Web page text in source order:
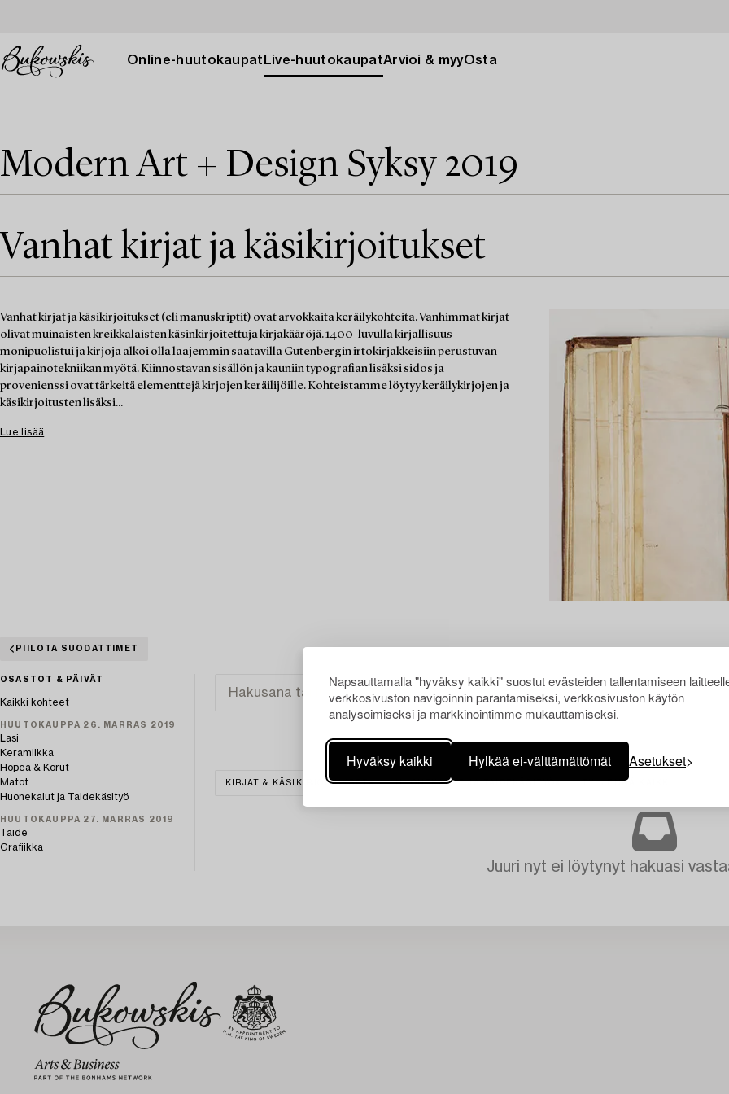
Napsauttamalla "hyväksy kaikki" suostut evästeiden tallentamiseen
verkkosivuston navigoinnin parantamiseksi, verkkosivuston käytön
analysoimiseksi ja markkinointimme mukauttamiseksi.
Hyväksy kaikki Hylkää ei-välttämättömät Asetukset
Online-huutokaupat Live-huutokaupatArvioi & myyOsta
Modern Art + Design Syksy 2019
Vanhat kirjat ja käsikirjoitukset
Vanhat kirjat ja käsikirjoitukset (eli manuskriptit) ovat arvokkaita keräilykohteita. Vanhimmat kirjat
olivat muinaisten kreikkalaisten käsinkirjoitettuja kirjakääröjä. 1400-luvulla kirjallisuus
monipuolistui ja kirjoja alkoi olla laajemmin saatavilla Gutenbergin irtokirjakkeisiin perustuvan
kirjapainotekniikan myötä. Kiinnostavan sisällön ja kauniin typografian lisäksi sidos ja
provenienssi ovat tärkeitä elementtejä kirjojen keräilijöille. Kohteistamme löytyy keräilykirjojen ja
käsikirjoitusten lisäksi...
Lue lisää
PIILOTA SUODATTIMET
OSASTOT & PÄIVÄT
Kaikki kohteet
HUUTOKAUPPA 26. MARRAS 2019
Lasi
Keramiikka
Hopea & Korut
Matot
Huonekalut ja Taidekäsityö
HUUTOKAUPPA 27. MARRAS 2019
Taide
Grafiikka
KIRJAT & KÄSIKIRJOITUKSET HUONEKALUT JA TAIDEKÄSITYÖ TYHJENNÄ KAIKKI
Juuri nyt ei löytynyt hakuasi